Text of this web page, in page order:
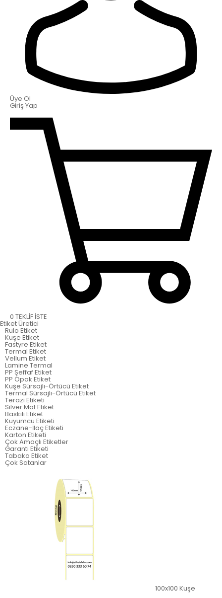
Üye Ol
Giriş Yap
0 TEKLİF İSTE
EtiketÜretici
Rulo Etiket
Kuşe Etiket
Fastyre Etiket
Termal Etiket
Vellum Etiket
Lamine Termal
PP Şeffaf Etiket
PP Opak Etiket
Kuşe Sürsajlı-Örtücü Etiket
Termal Sürsajlı-Örtücü Etiket
Terazi Etiketi
Silver Mat Etiket
Baskılı Etiket
Kuyumcu Etiketi
Eczane-İlaç Etiketi
Karton Etiketi
Çok Amaçlı Etiketler
Garanti Etiketi
Tabaka Etiket
Çok Satanlar
100x100 Kuşe